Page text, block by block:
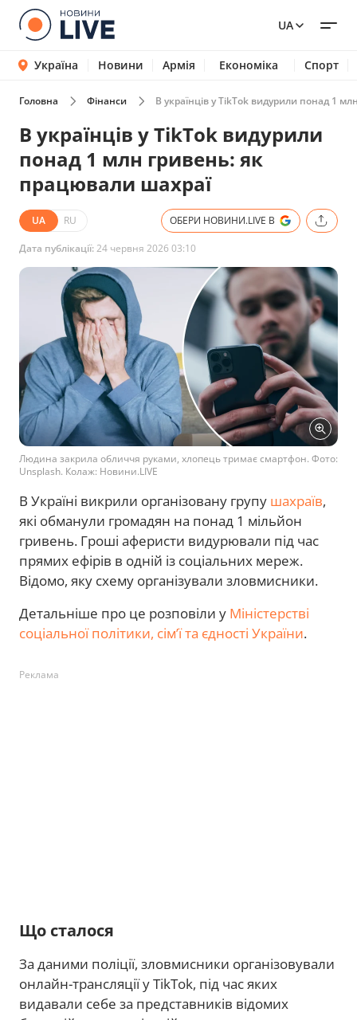
UA
Україна Новини Армія Економіка Спорт
Головна Фінанси В українців у TikTok видурили понад 1
В українців у TikTok видурили
понад 1 млн гривень: як
працювали шахраї
UA RU ОБЕРИ НОВИНИ.LIVE В
Дата публікації:24 червня 2026 03:10
Людина закрила обличчя руками, хлопець тримає смартфон. Фото:
Unsplash. Колаж: Новини.LIVE
В Україні викрили організовану групу шахраїв,
які обманули громадян на понад 1 мільйон
гривень. Гроші аферисти видурювали під час
прямих ефірів в одній із соціальних мереж.
Відомо, яку схему організували зловмисники.
Детальніше про це розповіли у Міністерстві
соціальної політики, сім’ї та єдності України.
Реклама
Що сталося
За даними поліції, зловмисники організовували
онлайн-трансляції у TikTok, під час яких
видавали себе за представників відомих